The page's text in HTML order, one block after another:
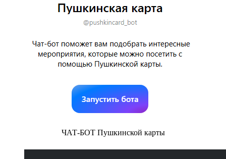
ЧАТ-БОТ Пушкинской карты